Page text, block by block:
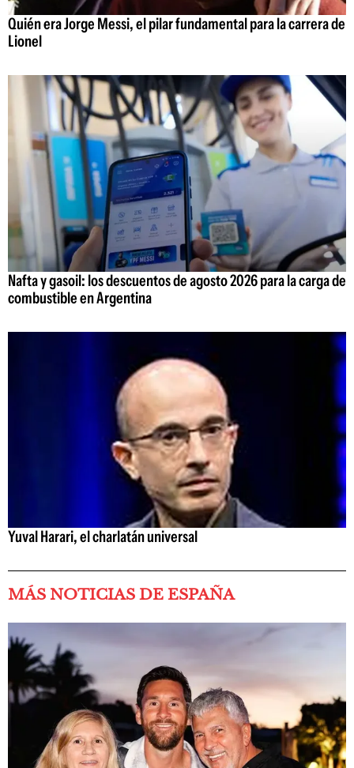
Quién era Jorge Messi, el pilar fundamental para la carrera de
Lionel
Nafta y gasoil: los descuentos de agosto 2026 para la carga de
combustible en Argentina
Yuval Harari, el charlatán universal
MÁS NOTICIAS DE ESPAÑA